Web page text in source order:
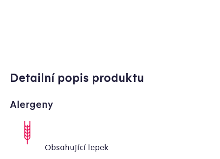
Detailní popis produktu
Alergeny
Obsahující lepek